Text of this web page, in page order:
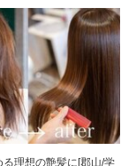
理想の艶髪に[郡山/学